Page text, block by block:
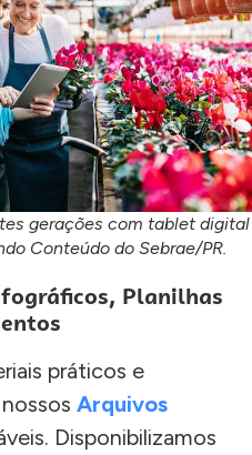
gerações com tablet digital
Conteúdo do Sebrae/PR.
Planilhas
práticos e
Arquivos
Disponibilizamos